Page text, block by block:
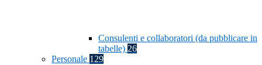
Consulenti e collaboratori (da pubblicare in
tabelle) 26
Personale 129